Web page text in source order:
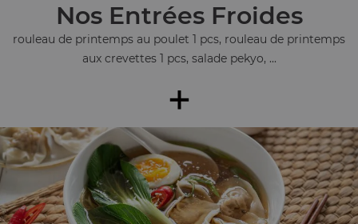
Nos Entrées Froides
rouleau de printemps au poulet 1 pcs, rouleau de printemps
aux crevettes 1 pcs, salade pekyo, ...
+